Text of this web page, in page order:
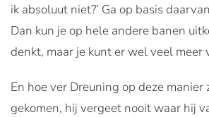
ik absoluut niet?’ Ga op basis
Dan kun je op hele andere banen
denkt, maar je kunt er wel veel meer
En hoe ver Dreuning op deze manier
gekomen, hij vergeet nooit waar hij